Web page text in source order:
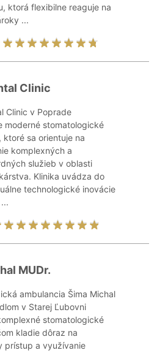
ktorá flexibilne reaguje na
...
Clinic
Clinic v Poprade
moderné stomatologické
ktoré sa orientuje na
komplexných a
služieb v oblasti
Klinika uvádza do
technologické inovácie
MUDr.
ambulancia Šima Michal
v Starej Ľubovni
stomatologické
kladie dôraz na
prístup a využívanie